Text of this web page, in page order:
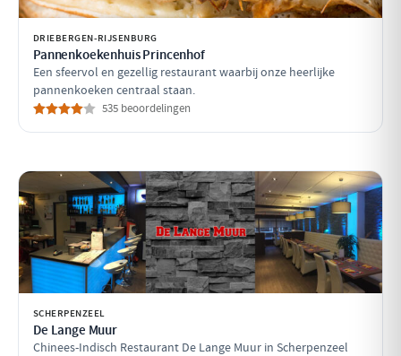
DRIEBERGEN-RIJSENBURG
Pannenkoekenhuis Princenhof
Een sfeervol en gezellig restaurant waarbij onze heerlijke
pannenkoeken centraal staan.
535 beoordelingen
SCHERPENZEEL
De Lange Muur
Chinees-Indisch Restaurant De Lange Muur in Scherpenzeel